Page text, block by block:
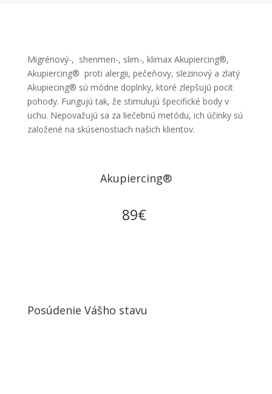
Migrénový-, shenmen-, slim-, klimax Akupiercing®,
Akupiercing® proti alergii, pečeňovy, slezinový a zlatý
Akupiecing® sú módne doplnky, ktoré zlepšujú pocit
pohody. Fungujú tak, že stimulujú špecifické body v
uchu. Nepovažujú sa za liečebnú metódu, ich účinky sú
založené na skúsenostiach našich klientov.
Akupiercing®
89€
Posúdenie Vášho stavu